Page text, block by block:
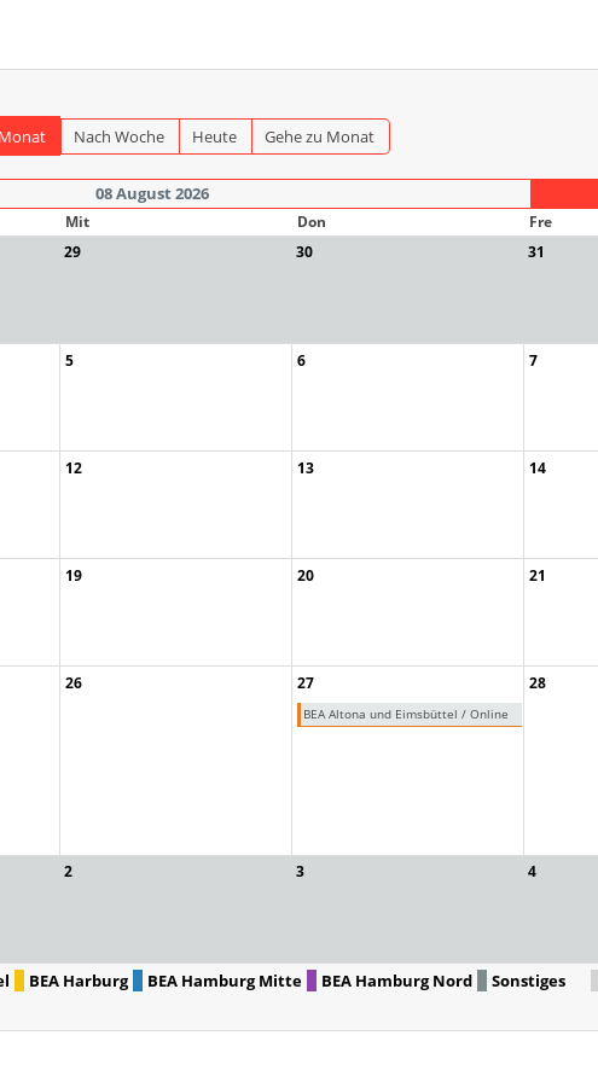
Nach Woche Heute Gehe zu Monat
08 August 2026
Mit Don Fre
29 30 31
5 6 7
12 13 14
19 20 21
26 27
BEA Altona und Eimsbüttel / Online
28
2 3 4
BEA Harburg BEA Hamburg Mitte BEA Hamburg Nord Sonstiges